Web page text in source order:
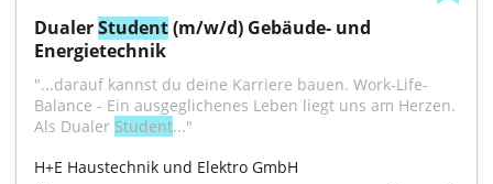
Dualer Student (m/w/d) Gebäude- und
Energietechnik
"...darauf kannst du deine Karriere bauen. Work-Life-
Balance - Ein ausgeglichenes Leben liegt uns am Herzen.
Als Dualer Student..."
H+E Haustechnik und Elektro GmbH